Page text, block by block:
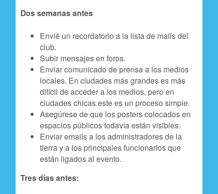
Dos semanas antes
Envié un recordatorio a la lista de mails del
club.
Subir mensajes en foros.
Enviar comunicado de prensa a los medios
locales. En ciudades más grandes es más
difícil de acceder a los medios, pero en
ciudades chicas este es un proceso simple.
Asegúrese de que los posters colocados en
espacios públicos todavía están visibles.
Enviar emails a los administradores de la
tierra y a los principales funcionarios que
están ligados al evento.
Tres días antes: